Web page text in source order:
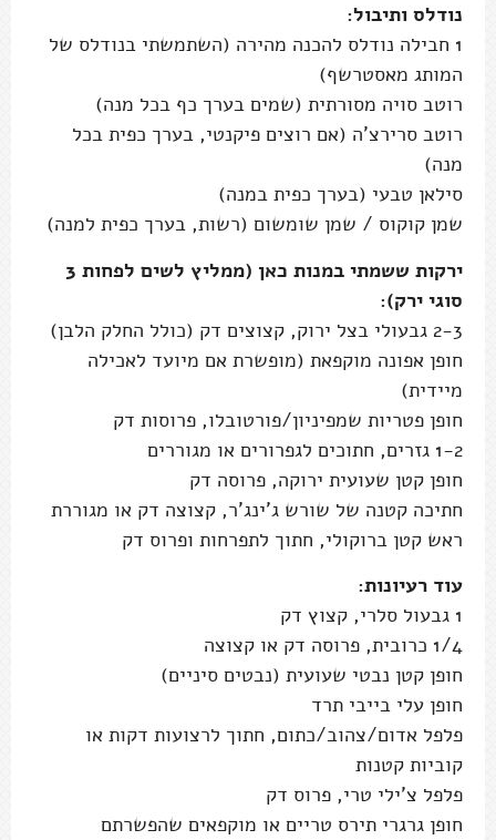
נודלס ותיבול:
1 חבילה נודלס להכנה מהירה (השתמשתי בנודלס של
המותג מאסטרשף)
רוטב סויה מסורתית (שמים בערך כף בכל מנה)
רוטב סרירצ'ה (אם רוצים פיקנטי, בערך כפית בכל
מנה)
סילאן טבעי (בערך כפית במנה)
שמן קוקוס / שמן שומשום (רשות, בערך כפית למנה)
ירקות ששמתי במנות כאן (ממליץ לשים לפחות 3
סוגי ירק):
2-3 גבעולי בצל ירוק, קצוצים דק (כולל החלק הלבן)
חופן אפונה מוקפאת (מופשרת אם מיועד לאכילה
מיידית)
חופן פטריות שמפיניון/פורטובלו, פרוסות דק
1-2 גזרים, חתוכים לגפרורים או מגוררים
חופן קטן שעועית ירוקה, פרוסה דק
חתיכה קטנה של שורש ג'ינג'ר, קצוצה דק או מגוררת
ראש קטן ברוקולי, חתוך לתפרחות ופרוס דק
עוד רעיונות:
1 גבעול סלרי, קצוץ דק
1/4 כרובית, פרוסה דק או קצוצה
חופן קטן נבטי שעועית (נבטים סיניים)
חופן עלי בייבי תרד
פלפל אדום/צהוב/כתום, חתוך לרצועות דקות או
קוביות קטנות
פלפל צ'ילי טרי, פרוס דק
חופן גרגרי תירס טריים או מוקפאים שהפשרתם